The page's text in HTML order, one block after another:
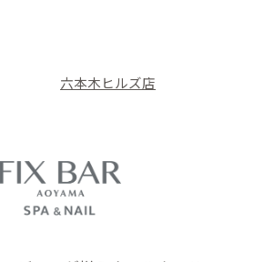
六本木ヒルズ店